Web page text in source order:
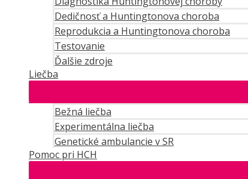
Dedičnosť a Huntingtonova choroba
Reprodukcia a Huntingtonova choroba
Testovanie
Ďalšie zdroje
Liečba
Bežná liečba
Experimentálna liečba
Genetické ambulancie v SR
Pomoc pri HCH